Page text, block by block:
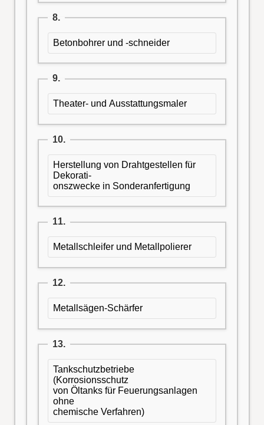
8.
Betonbohrer und -schneider
9.
Theater- und Ausstattungsmaler
10.
Herstellung von Drahtgestellen für
Dekorati-
onszwecke in Sonderanfertigung
11.
Metallschleifer und Metallpolierer
12.
Metallsägen-Schärfer
13.
Tankschutzbetriebe
(Korrosionsschutz
von Öltanks für Feuerungsanlagen
ohne
chemische Verfahren)